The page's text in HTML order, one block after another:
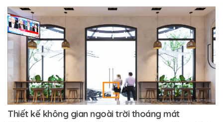
Thiết kế không gian ngoài trời thoáng mát